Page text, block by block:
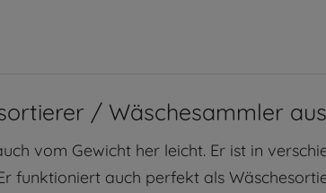
/ Wäschesammler
vom Gewicht her leicht. Er ist in
funktioniert auch perfekt als